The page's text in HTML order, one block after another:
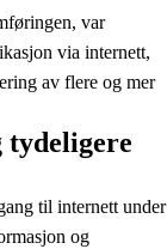
var
via internett,
av flere og mer
tydeligere
til internett under
og